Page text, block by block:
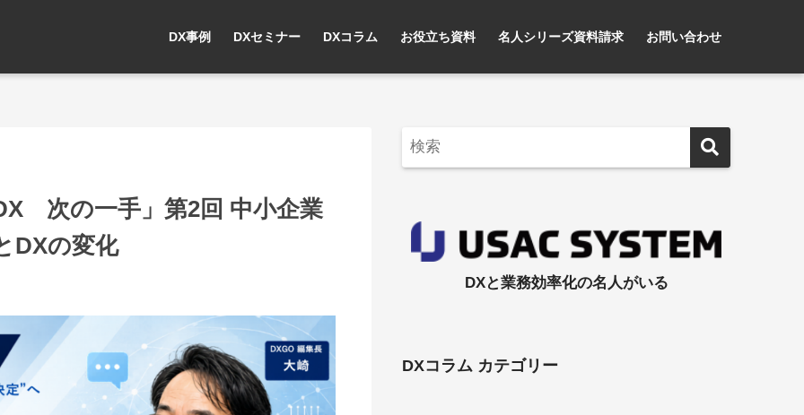
DX事例 DXセミナー DXコラム お役立ち資料 名人シリーズ資料請求 お問い合わせ
次の一手」第2回 中小企業
とDXの変化
DXと業務効率化の名人がいる
DXコラム カテゴリー